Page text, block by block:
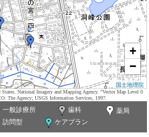
+
−
国土地理院
National Imagery and Mapping Agency. "Vector Map Level 0
The Agency; USGS Information Services, 1997.
一般診療所 歯科
薬局
訪問型
ケアプラン